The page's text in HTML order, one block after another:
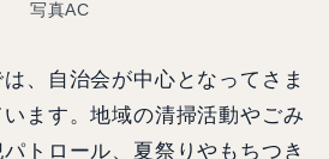
写真AC
、自治会が中心となってさま
ます。地域の清掃活動やごみ
トロール、夏祭りやもちつき